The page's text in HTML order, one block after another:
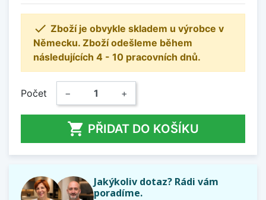
 Zboží je obvykle skladem u výrobce v
Německu. Zboží odešleme během
následujících 4 - 10 pracovních dnů.
Počet − +
 PŘIDAT DO KOŠÍKU
Jakýkoliv dotaz? Rádi vám
poradíme.